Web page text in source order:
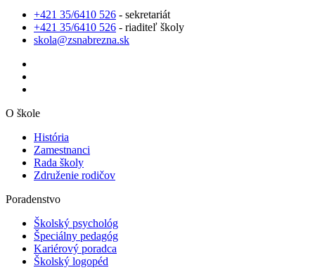
+421 35/6410 526 - sekretariát
+421 35/6410 526 - riaditeľ školy
skola@zsnabrezna.sk
O škole
História
Zamestnanci
Rada školy
Združenie rodičov
Poradenstvo
Školský psychológ
Špeciálny pedagóg
Kariérový poradca
Školský logopéd